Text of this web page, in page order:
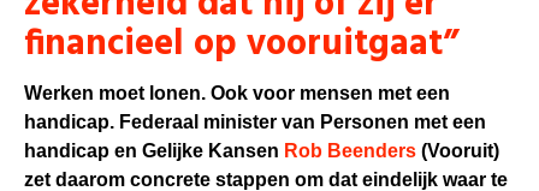
financieel op vooruitgaat”
Werken moet lonen. Ook voor mensen met een
handicap. Federaal minister van Personen met een
handicap en Gelijke Kansen Rob Beenders (Vooruit)
zet daarom concrete stappen om dat eindelijk waar te